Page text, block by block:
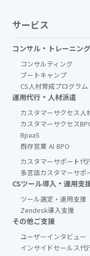
サービス
コンサル・トレーニング
コンサルティング
ブートキャンプ
CS人材育成プログラム
運用代行・人材派遣
カスタマーサクセス人
カスタマーサクセス
BpaaS​
既存営業 AI BPO
カスタマーサポート代
多言語カスタマーサポ
CSツール導入・運用支
ツール選定・運用支援
Zendesk導入支援
その他ご支援​
ユーザーインタビュー
インサイドセールス代